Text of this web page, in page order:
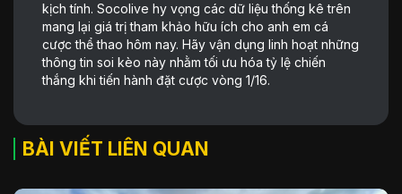
kịch tính. Socolive hy vọng các dữ liệu thống kê trên
mang lại giá trị tham khảo hữu ích cho anh em cá
cược thể thao hôm nay. Hãy vận dụng linh hoạt những
thông tin soi kèo này nhằm tối ưu hóa tỷ lệ chiến
thắng khi tiến hành đặt cược vòng 1/16.
BÀI VIẾT LIÊN QUAN